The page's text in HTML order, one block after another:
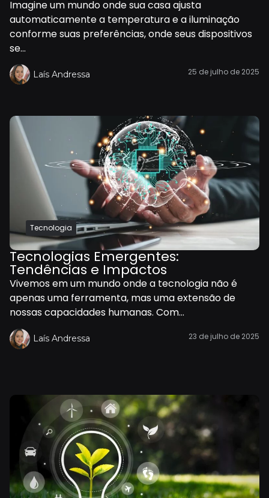
Imagine um mundo onde sua casa ajusta
automaticamente a temperatura e a iluminação
conforme suas preferências, onde seus dispositivos
se...
Laís Andressa 25 de julho de 2025
Tecnologia
Tecnologias Emergentes:
Tendências e Impactos
Vivemos em um mundo onde a tecnologia não é
apenas uma ferramenta, mas uma extensão de
nossas capacidades humanas. Com...
Laís Andressa 23 de julho de 2025